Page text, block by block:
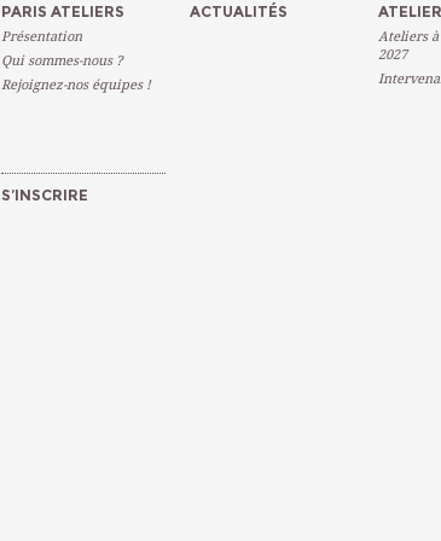
PARIS ATELIERS
Présentation
Qui sommes-nous ?
Rejoignez-nos équipes !
ACTUALITÉS
Ateliers à
2027
S’INSCRIRE